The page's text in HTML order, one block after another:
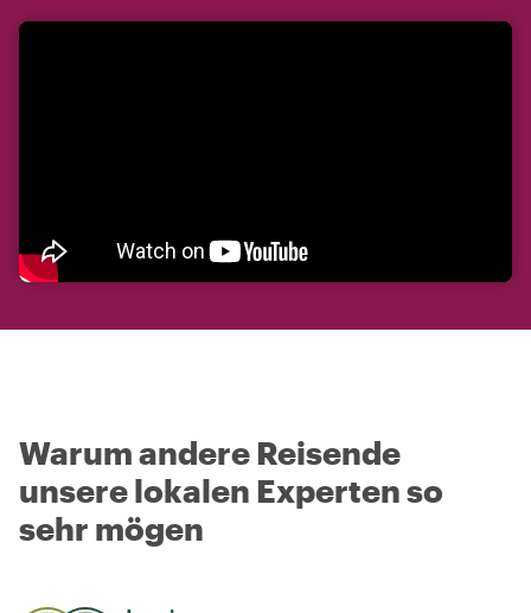
Warum andere Reisende
unsere lokalen Experten so
sehr mögen